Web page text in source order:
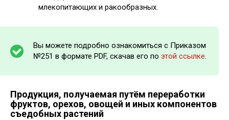
млекопитающих и ракообразных.
Вы можете подробно ознакомиться с Приказом
№251 в формате PDF, скачав его по этой ссылке.
Продукция, получаемая путём переработки
фруктов, орехов, овощей и иных компонентов
съедобных растений